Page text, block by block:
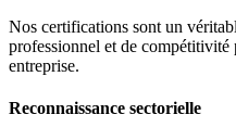
Nos certifications sont un
professionnel et de
entreprise.
Reconnaissance sectorielle